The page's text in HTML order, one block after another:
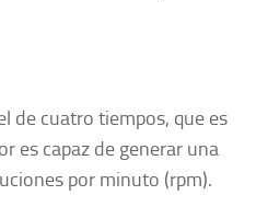
de cuatro tiempos, que es
es capaz de generar una
por minuto (rpm).